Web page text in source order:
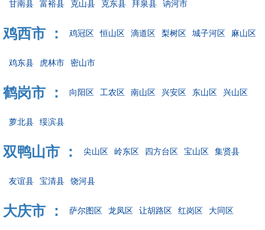
甘南县 富裕县 克山县 克东县 拜泉县 讷河市
鸡西市 ： 鸡冠区 恒山区 滴道区 梨树区 城子河区 麻山区
鸡东县 虎林市 密山市
鹤岗市 ： 向阳区 工农区 南山区 兴安区 东山区 兴山区
萝北县 绥滨县
双鸭山市 ： 尖山区 岭东区 四方台区 宝山区 集贤县
友谊县 宝清县 饶河县
大庆市 ： 萨尔图区 龙凤区 让胡路区 红岗区 大同区